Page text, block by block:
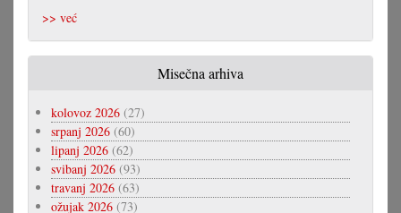
>> već
Misečna arhiva
kolovoz 2026 (27)
srpanj 2026 (60)
lipanj 2026 (62)
svibanj 2026 (93)
travanj 2026 (63)
ožujak 2026 (73)